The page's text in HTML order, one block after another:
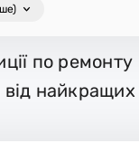
по ремонту
від